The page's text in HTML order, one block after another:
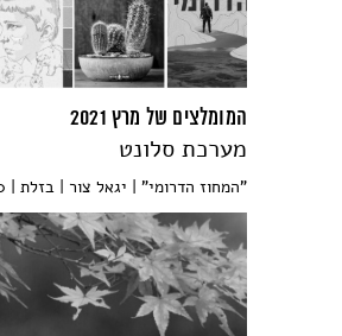
המומלצים של מרץ 2021
מערכת סלונט
"המחוז הדרומי" | יגאל צור | בזלת | 2020 העיר נתיבות,...